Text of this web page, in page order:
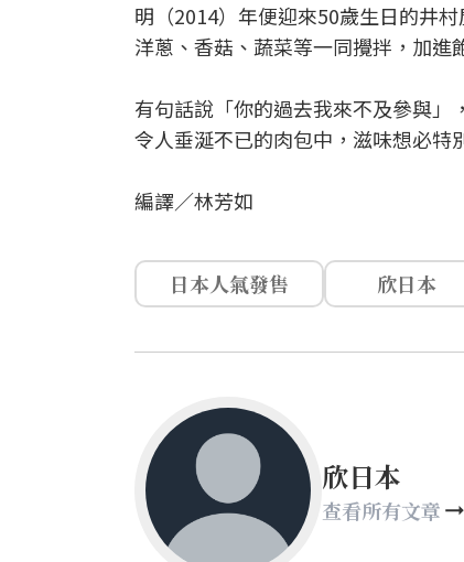
明（2014）年便迎來50歲生日的井
洋蔥、香菇、蔬菜等一同攪拌，加進
有句話說「你的過去我來不及參與」
令人垂涎不已的肉包中，滋味想必特
編譯／林芳如
日本人氣發售 欣日本
欣日本
查看所有文章